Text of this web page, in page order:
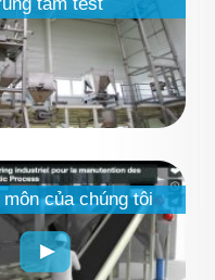
của chúng tôi
savoir-faire.jpg